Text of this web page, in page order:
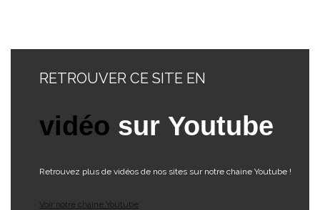
RETROUVER CE SITE EN
vidéo sur Youtube
Retrouvez plus de vidéos de nos sites sur notre chaine Youtube !
Voir notre chaine Youtube